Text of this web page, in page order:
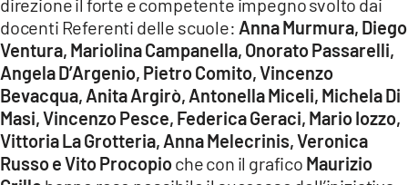
docenti Referenti delle scuole: Anna Murmura, Diego
Ventura, Mariolina Campanella, Onorato Passarelli,
Angela D’Argenio, Pietro Comito, Vincenzo
Bevacqua, Anita Argirò, Antonella Miceli, Michela Di
Masi, Vincenzo Pesce, Federica Geraci, Mario Iozzo,
Vittoria La Grotteria, Anna Melecrinis, Veronica
Russo e Vito Procopioche con il grafico Maurizio